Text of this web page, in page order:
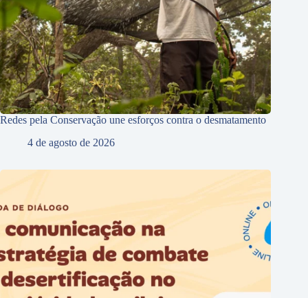
Redes pela Conservação une esforços contra o desmatamento
4 de agosto de 2026